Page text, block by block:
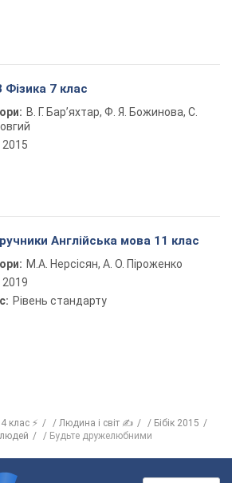
Фізика 7 клас
В. Г. Бар’яхтар, Ф. Я. Божинова, С.
2015
Англійська мова 11 клас
М.А. Нерсісян, А. О. Піроженко
2019
Рівень стандарту
4 клас ⚡ Людина і світ ✍
Бібік 2015
Будьте дружелюбними